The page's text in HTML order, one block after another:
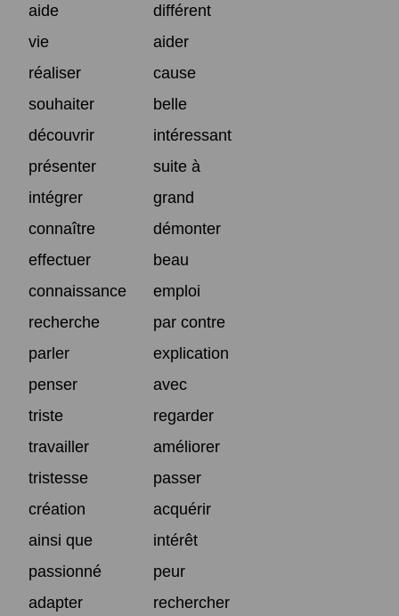
aide
différent
vie
aider
réaliser
cause
souhaiter
belle
découvrir
intéressant
présenter
suite à
intégrer
grand
connaître
démonter
effectuer
beau
connaissance
emploi
recherche
par contre
parler
explication
penser
avec
triste
regarder
travailler
améliorer
tristesse
passer
création
acquérir
ainsi que
intérêt
passionné
peur
adapter
rechercher